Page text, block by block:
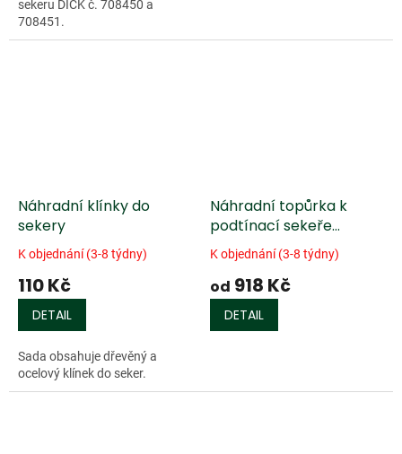
sekeru DICK č. 708450 a
708451.
Náhradní klínky do
sekery
K objednání (3-8 týdny)
110 Kč
DETAIL
Sada obsahuje dřevěný a
ocelový klínek do seker.
Náhradní topůrka k
podtínací sekeře
Gränsfors®
K objednání (3-8 týdny)
od 918 Kč
DETAIL